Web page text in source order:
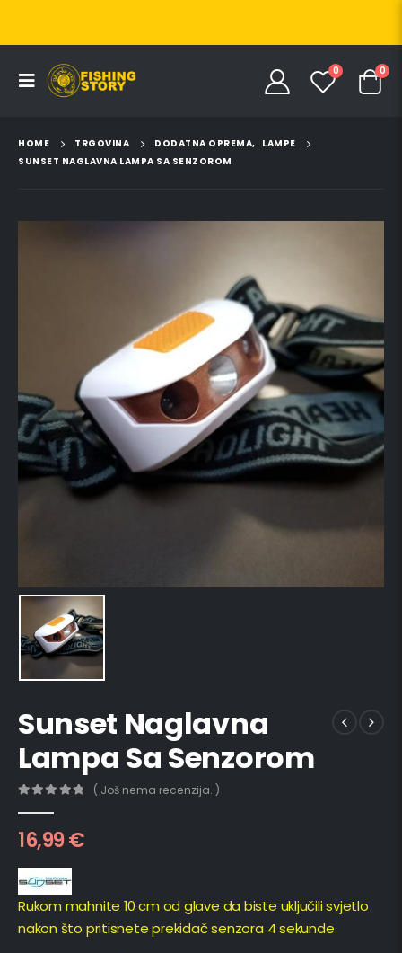
0 0
HOME TRGOVINA DODATNA OPREMA, LAMPE
SUNSET NAGLAVNA LAMPA SA SENZOROM
Sunset Naglavna
Lampa Sa Senzorom
( Još nema recenzija. )
16,99€
Rukom mahnite 10 cm od glave da biste uključili svjetlo
nakon što pritisnete prekidač senzora 4 sekunde.